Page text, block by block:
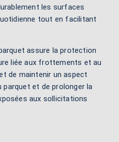
les surfaces
tout en facilitant
assure la protection
liée aux frottements et au
de maintenir un aspect
parquet et de prolonger la
aux sollicitations